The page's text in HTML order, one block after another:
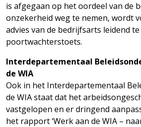
is afgegaan op het oordeel van de
onzekerheid weg te nemen, wordt
advies van de bedrijfsarts leidend
poortwachterstoets.
Interdepartementaal
de WIA
Ook in het Interdepartementaal
de WIA staat dat het
vastgelopen en er dringend
het rapport ‘Werk aan de WIA –